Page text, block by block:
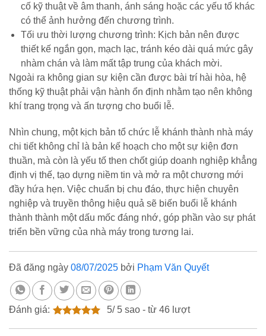
cố kỹ thuật về âm thanh, ánh sáng hoặc các yếu tố khác
có thể ảnh hưởng đến chương trình.
Tối ưu thời lượng chương trình: Kịch bản nên được
thiết kế ngắn gọn, mạch lạc, tránh kéo dài quá mức gây
nhàm chán và làm mất tập trung của khách mời.
Ngoài ra không gian sự kiện cần được bài trí hài hòa, hệ
thống kỹ thuật phải vận hành ổn định nhằm tạo nên không
khí trang trọng và ấn tượng cho buổi lễ.
Nhìn chung, một kịch bản tổ chức lễ khánh thành nhà máy
chi tiết không chỉ là bản kế hoạch cho một sự kiện đơn
thuần, mà còn là yếu tố then chốt giúp doanh nghiệp khẳng
định vị thế, tạo dựng niềm tin và mở ra một chương mới
đầy hứa hẹn. Việc chuẩn bị chu đáo, thực hiện chuyên
nghiệp và truyền thông hiệu quả sẽ biến buổi lễ khánh
thành thành một dấu mốc đáng nhớ, góp phần vào sự phát
triển bền vững của nhà máy trong tương lai.
Đã đăng ngày 08/07/2025 bởi Phạm Văn Quyết
Đánh giá: 5/ 5sao - từ 46lượt